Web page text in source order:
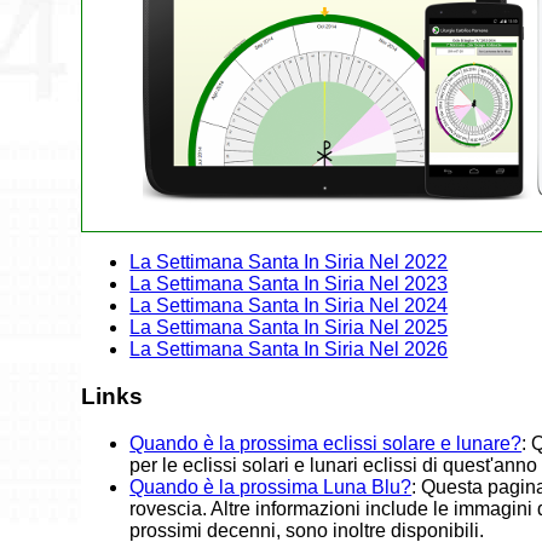
La Settimana Santa In Siria Nel 2022
La Settimana Santa In Siria Nel 2023
La Settimana Santa In Siria Nel 2024
La Settimana Santa In Siria Nel 2025
La Settimana Santa In Siria Nel 2026
Links
Quando è la prossima eclissi solare e lunare?:
per le eclissi solari e lunari eclissi di quest'anno
Quando è la prossima Luna Blu?: Questa
rovescia. Altre informazioni include le
prossimi decenni, sono inoltre disponibili.